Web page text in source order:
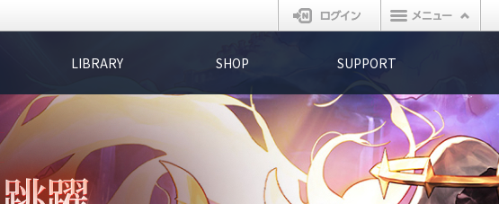
ログイン
LIBRARY SHOP SUPPORT